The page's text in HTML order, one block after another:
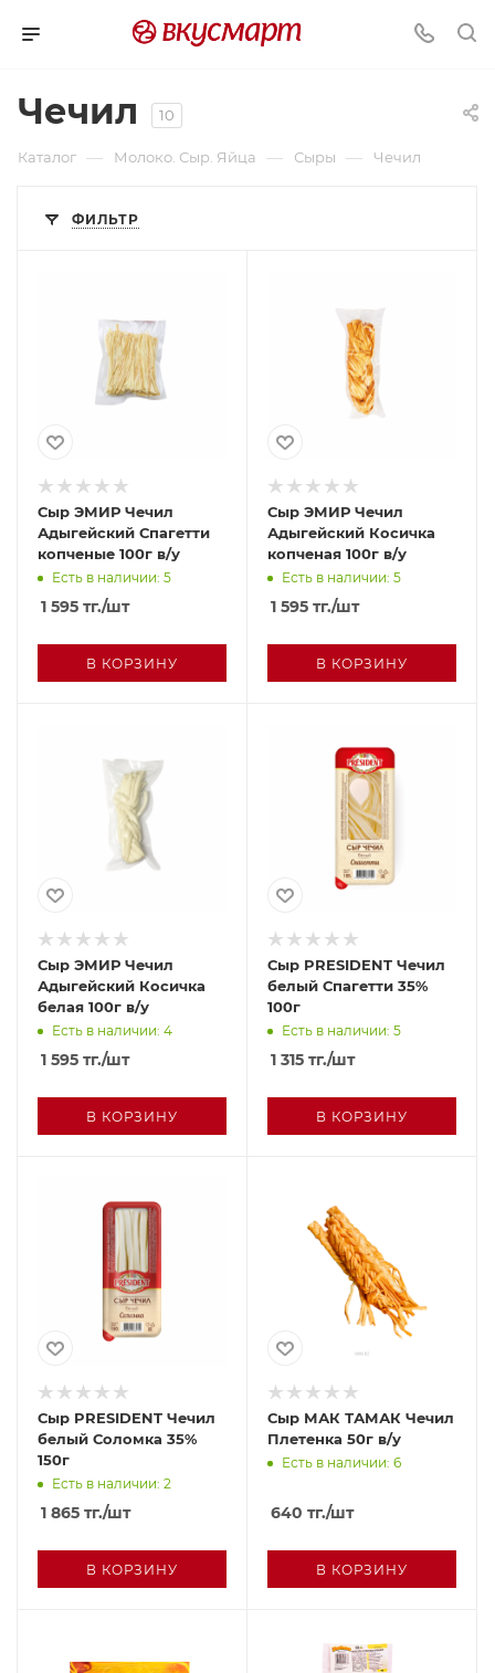
Чечил 10
Каталог — Молоко. Сыр. Яйца — Сыры — Чечил
ФИЛЬТР
Сыр ЭМИР Чечил
Адыгейский Спагетти
копченые 100г в/у
Есть в наличии: 5
1 595 тг./шт
В КОРЗИНУ
Сыр ЭМИР Чечил
Адыгейский Косичка
копченая 100г в/у
Есть в наличии: 5
1 595 тг./шт
В КОРЗИНУ
Сыр ЭМИР Чечил
Адыгейский Косичка
белая 100г в/у
Есть в наличии: 4
1 595 тг./шт
В КОРЗИНУ
Сыр PRESIDENT Чечил
белый Спагетти 35%
100г
Есть в наличии: 5
1 315 тг./шт
В КОРЗИНУ
Сыр PRESIDENT Чечил
белый Соломка 35%
150г
Есть в наличии: 2
1 865 тг./шт
В КОРЗИНУ
Сыр МАК ТАМАК Чечил
Плетенка 50г в/у
Есть в наличии: 6
640 тг./шт
В КОРЗИНУ